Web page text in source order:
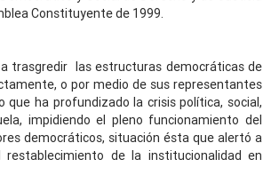
Constituyente de 1999.
trasgredir las estructuras democráticas de
o por medio de sus representantes
que ha profundizado la crisis política, social,
impidiendo el pleno funcionamiento del
democráticos, situación ésta que alertó a
de la institucionalidad en